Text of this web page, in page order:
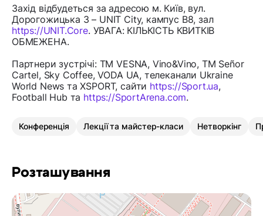
Захід відбудеться за адресою м. Київ, вул.
Дорогожицька 3 – UNIT City, кампус B8, зал
https://UNIT.Core. УВАГА: КІЛЬКІСТЬ КВИТКІВ
ОБМЕЖЕНА.
Партнери зустрічі: ТМ VESNA, Vino&Vino, ТМ Señor
Cartel, Sky Coffee, VODA UA, телеканали Ukraine
World News та XSPORT, сайти https://Sport.ua,
Football Hub та https://SportArena.com.
Конференція Лекції та майстер-класи Нетворкінг
Розташування